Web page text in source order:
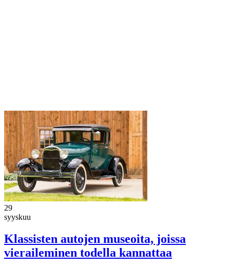
29
syyskuu
Klassisten autojen museoita, joissa
vieraileminen todella kannattaa